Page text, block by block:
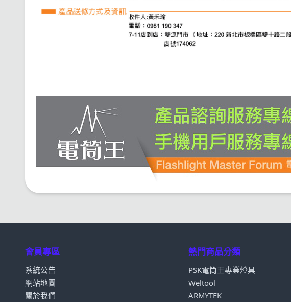
會員專區
系統公告
網站地圖
關於我們
熱門商品分類
PSK電筒王專業燈具
Weltool
ARMYTEK